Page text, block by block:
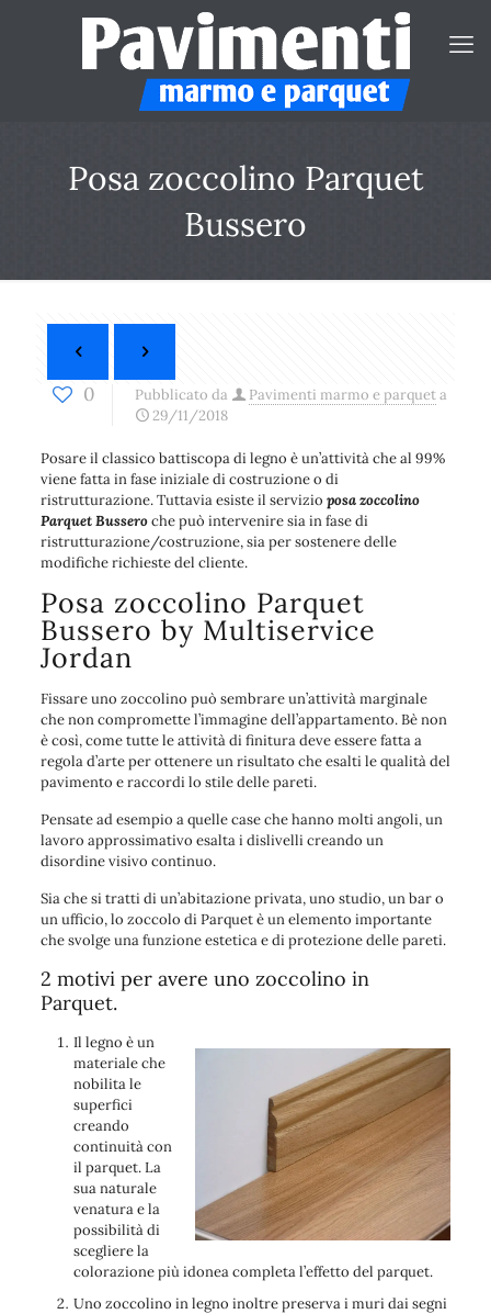
Posa zoccolino Parquet
Bussero
0 Pubblicato da Pavimenti marmo e parqueta
29/11/2018
Posare il classico battiscopa di legno è un’attività che al 99%
viene fatta in fase iniziale di costruzione o di
ristrutturazione. Tuttavia esiste il servizio posa zoccolino
Parquet Busseroche può intervenire sia in fase di
ristrutturazione/costruzione, sia per sostenere delle
modifiche richieste del cliente.
Posa zoccolino Parquet
Bussero by Multiservice
Jordan
Fissare uno zoccolino può sembrare un’attività marginale
che non compromette l’immagine dell’appartamento. Bè non
è così, come tutte le attività di finitura deve essere fatta a
regola d’arte per ottenere un risultato che esalti le qualità del
pavimento e raccordi lo stile delle pareti.
Pensate ad esempio a quelle case che hanno molti angoli, un
lavoro approssimativo esalta i dislivelli creando un
disordine visivo continuo.
Sia che si tratti di un’abitazione privata, uno studio, un bar o
un ufficio, lo zoccolo di Parquet è un elemento importante
che svolge una funzione estetica e di protezione delle pareti.
2 motivi per avere uno zoccolino in
Parquet.
Il legno è un
materiale che
nobilita le
superfici
creando
continuità con
il parquet. La
sua naturale
venatura e la
possibilità di
scegliere la
colorazione più idonea completa l’effetto del parquet.
Uno zoccolino in legno inoltre preserva i muri dai segni